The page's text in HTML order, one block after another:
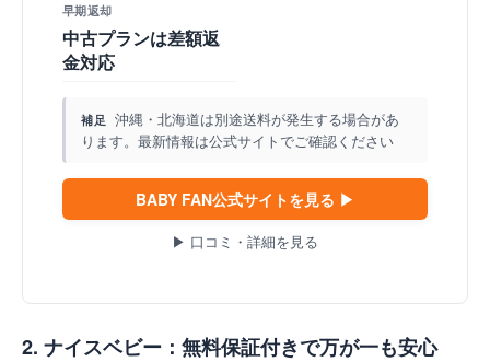
早期返却
中古プランは差額返
金対応
補足
沖縄・北海道は別途送料が発生する場合があ
ります。最新情報は公式サイトでご確認ください
BABY FAN公式サイトを見る ▶
▶ 口コミ・詳細を見る
2. ナイスベビー：無料保証付きで万が一も安心